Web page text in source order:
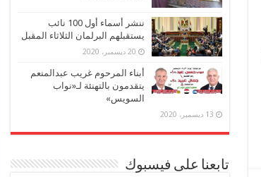
ننشر أسماء أول 100 نائب
يستقبلهم البرلمان الثلاثاء المقبل
20 ديسمبر، 2020
أبناء المرحوم غريب عبدالمنعم
يتقدمون بالتهنئة لـ«نواب
السويس»
13 ديسمبر، 2020
تابعنا على فيسبوك